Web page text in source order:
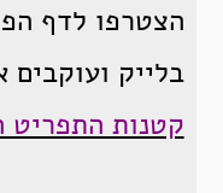
הצטרפו לדף
בלייק
קטנות התפריט